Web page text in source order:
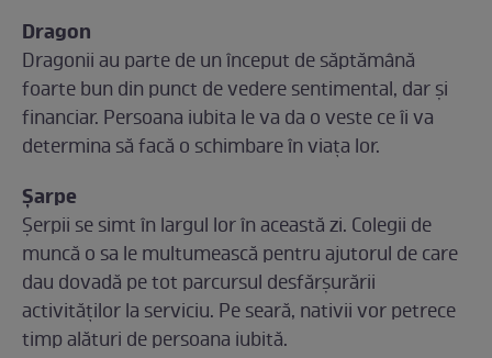
Dragon
Dragonii au parte de un început de săptămână
foarte bun din punct de vedere sentimental, dar și
financiar. Persoana iubita le va da o veste ce îi va
determina să facă o schimbare în viața lor.
Șarpe
Șerpii se simt în largul lor în această zi. Colegii de
muncă o sa le multumească pentru ajutorul de care
dau dovadă pe tot parcursul desfărșurării
activităților la serviciu. Pe seară, nativii vor petrece
timp alături de persoana iubită.